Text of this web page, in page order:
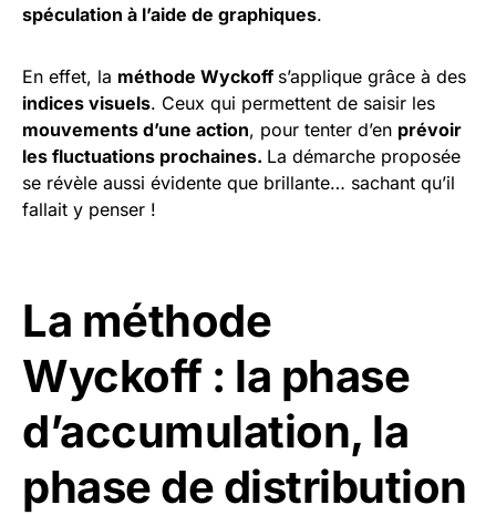
spéculation à l’aide de graphiques.
En effet, la méthode Wyckoff s’applique grâce à des
indices visuels. Ceux qui permettent de saisir les
mouvements d’une action, pour tenter d’en prévoir
les fluctuations prochaines. La démarche proposée
se révèle aussi évidente que brillante… sachant qu’il
fallait y penser !
La méthode
Wyckoff : la phase
d’accumulation, la
phase de distribution